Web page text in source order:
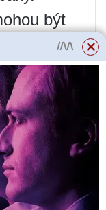
být
stupňů.
na